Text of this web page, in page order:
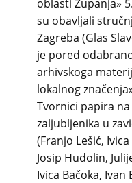
oblasti Županja»
su obavljali
Zagreba (Glas
je pored
arhivskoga
lokalnog
Tvornici papira
zaljubljenika u
(Franjo Lešić,
Josip Hudolin,
Ivica Bačoka, Ivan